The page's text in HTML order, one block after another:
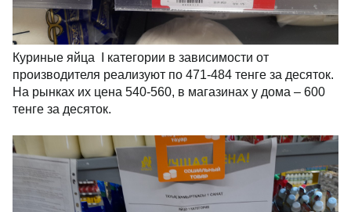
Куриные яйца I категории в зависимости от
производителя реализуют по 471-484 тенге за десяток.
На рынках их цена 540-560, в магазинах у дома – 600
тенге за десяток.